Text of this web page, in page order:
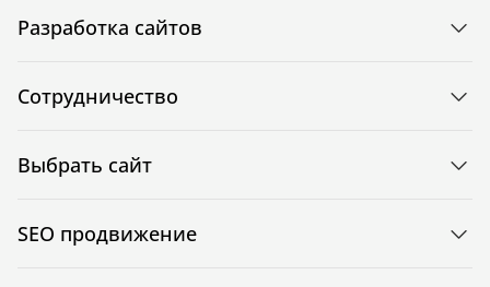
Разработка сайтов
Сотрудничество
Выбрать сайт
SEO продвижение